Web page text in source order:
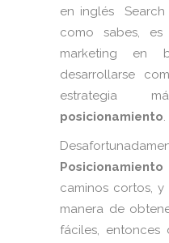
en inglés Search
como sabes,
marketing en
desarrollarse
estrategia
posicionamiento.
caminos cortos,
manera de
fáciles,